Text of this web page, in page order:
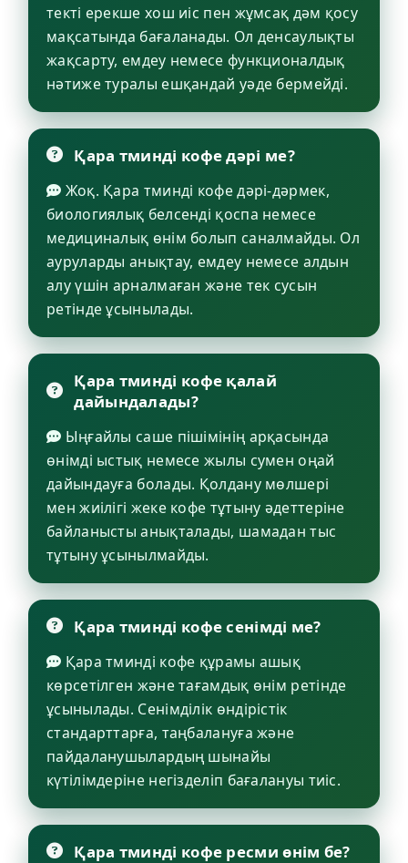
текті ерекше хош иіс пен жұмсақ дәм қосу
мақсатында бағаланады. Ол денсаулықты
жақсарту, емдеу немесе функционалдық
нәтиже туралы ешқандай уәде бермейді.
Қара тминді кофе дәрі ме?
Жоқ. Қара тминді кофе дәрі-дәрмек,
биологиялық белсенді қоспа немесе
медициналық өнім болып саналмайды. Ол
ауруларды анықтау, емдеу немесе алдын
алу үшін арналмаған және тек сусын
ретінде ұсынылады.
Қара тминді кофе қалай
дайындалады?
Ыңғайлы саше пішімінің арқасында
өнімді ыстық немесе жылы сумен оңай
дайындауға болады. Қолдану мөлшері
мен жиілігі жеке кофе тұтыну әдеттеріне
байланысты анықталады, шамадан тыс
тұтыну ұсынылмайды.
Қара тминді кофе сенімді ме?
Қара тминді кофе құрамы ашық
көрсетілген және тағамдық өнім ретінде
ұсынылады. Сенімділік өндірістік
стандарттарға, таңбалануға және
пайдаланушылардың шынайы
күтілімдеріне негізделіп бағалануы тиіс.
Қара тминді кофе ресми өнім бе?